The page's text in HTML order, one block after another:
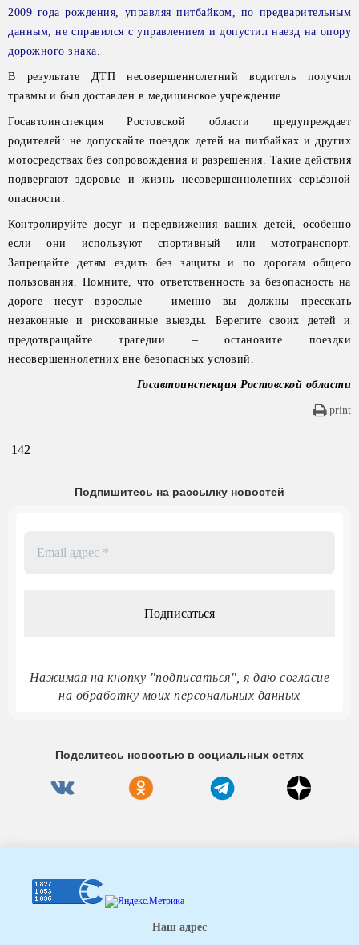
2009 года рождения, управляя питбайком, по предварительным
данным, не справился с управлением и допустил наезд на опору
дорожного знака.
В результате ДТП несовершеннолетний водитель получил
травмы и был доставлен в медицинское учреждение.
Госавтоинспекция Ростовской области предупреждает
родителей: не допускайте поездок детей на питбайках и других
мотосредствах без сопровождения и разрешения. Такие действия
подвергают здоровье и жизнь несовершеннолетних серьёзной
опасности.
Контролируйте досуг и передвижения ваших детей, особенно
если они используют спортивный или мототранспорт.
Запрещайте детям ездить без защиты и по дорогам общего
пользования. Помните, что ответственность за безопасность на
дороге несут взрослые – именно вы должны пресекать
незаконные и рискованные выезды. Берегите своих детей и
предотвращайте трагедии – остановите поездки
несовершеннолетних вне безопасных условий.
Госавтоинспекция Ростовской области
print
142
Подпишитесь на рассылку новостей
Нажимая на кнопку "подписаться", я даю согласие
на обработку моих персональных данных
Поделитесь новостью в социальных сетях
Наш адрес